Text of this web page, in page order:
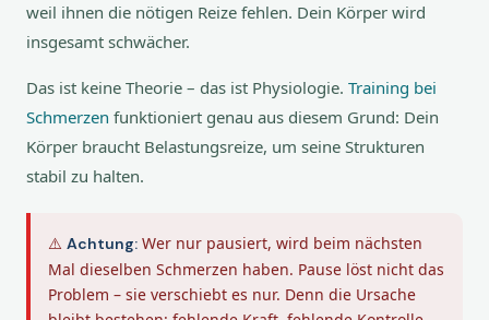
weil ihnen die nötigen Reize fehlen. Dein Körper wird
insgesamt schwächer.
Das ist keine Theorie – das ist Physiologie. Training bei
Schmerzen funktioniert genau aus diesem Grund: Dein
Körper braucht Belastungsreize, um seine Strukturen
stabil zu halten.
⚠️ Achtung: Wer nur pausiert, wird beim nächsten
Mal dieselben Schmerzen haben. Pause löst nicht das
Problem – sie verschiebt es nur. Denn die Ursache